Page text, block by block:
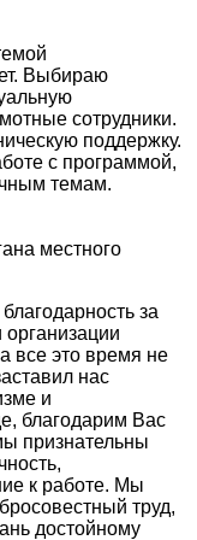
Выбираю
сотрудники.
поддержку.
с программой,
темам.
местного
за
все это время не
нас
и
благодарим Вас
признательны
к работе. Мы
труд,
достойному